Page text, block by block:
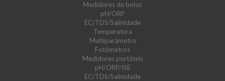
Medidores de bolso
pH/ORP
EC/TDS/Salinidade
Temperatura
Multiparâmetro
Fotómetros
Medidores portáteis
pH/ORP/ISE
EC/TDS/Salinidade